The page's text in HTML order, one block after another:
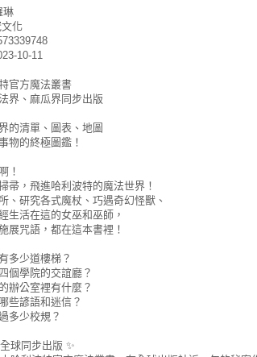
琳
化
10-11
官方魔法叢書
界、麻瓜界同步出版
的清單、圖表、地圖
物的終極圖鑑！
！
帚，飛進哈利波特的魔法世界！
、研究各式魔杖、巧遇奇幻怪獸、
生活在這的女巫和巫師，
展咒語，都在這本書裡！
多少道樓梯？
個學院的交誼廳？
辦公室裡有什麼？
些諺語和迷信？
多少校規？
球同步出版 ✨